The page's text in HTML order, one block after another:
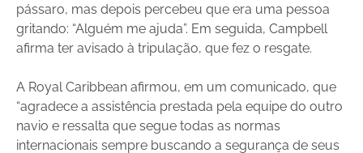
pássaro, mas depois percebeu que era uma pessoa
gritando: “Alguém me ajuda”. Em seguida, Campbell
afirma ter avisado à tripulação, que fez o resgate.
A Royal Caribbean afirmou, em um comunicado, que
“agradece a assistência prestada pela equipe do outro
navio e ressalta que segue todas as normas
internacionais sempre buscando a segurança de seus